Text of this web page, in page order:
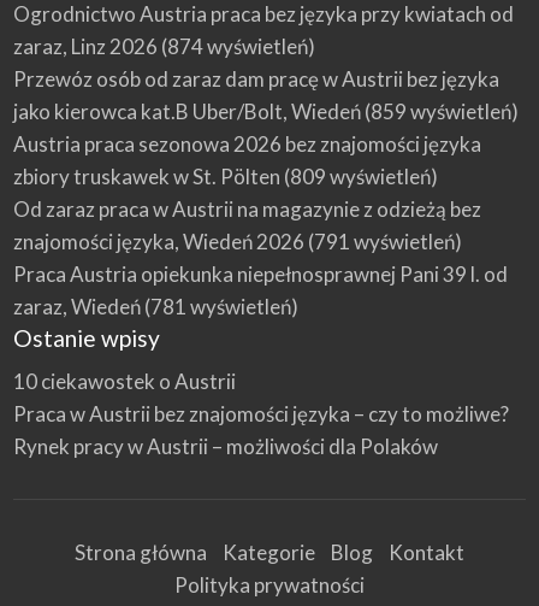
Ogrodnictwo Austria praca bez języka przy kwiatach od
zaraz, Linz 2026 (874 wyświetleń)
Przewóz osób od zaraz dam pracę w Austrii bez języka
jako kierowca kat.B Uber/Bolt, Wiedeń(859 wyświetleń)
Austria praca sezonowa 2026 bez znajomości języka
zbiory truskawek w St. Pölten (809 wyświetleń)
Od zaraz praca w Austrii na magazynie z odzieżą bez
znajomości języka, Wiedeń 2026 (791 wyświetleń)
Praca Austria opiekunka niepełnosprawnej Pani 39 l. od
zaraz, Wiedeń(781 wyświetleń)
Ostanie wpisy
10 ciekawostek o Austrii
Praca w Austrii bez znajomości języka – czy to możliwe?
Rynek pracy w Austrii – możliwości dla Polaków
Strona główna Kategorie Blog
Kontakt
Polityka prywatności